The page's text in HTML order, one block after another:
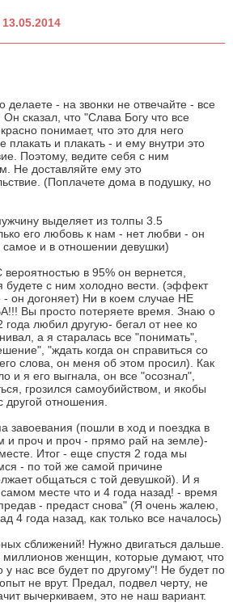
делаете - на звонки не отвечайте - все
сказал, что "Слава Богу что все
понимает, что это для него
плакать и плакать - и ему внутри это
Поэтому, ведите себя с ним
Не доставляйте ему это
(Поплачете дома в подушку, но
выделяет из толпы 3.5
его любовь к нам - нет любви - он
и в отношении девушки)
в 95% он вернется,
будете с ним холодно вести. (эффект
- он догоняет) Ни в коем случае НЕ
Вы просто потеряете время. Знаю о
любил другую- бегал от нее ко
а я старалась все "понимать",
"ждать когда он справиться со
слова, он меня об этом просил). Как
и я его выгнала, он все "осознал",
грозился самоубийством, и якобы
другой отношения.
завоевания (пошли в ход и поездка в
и проч и проч - прямо рай на земле)-
Итог - еще спустя 2 года мы
- по той же самой причине
общаться с той девушкой). И я
месте что и 4 года назад! - время
- предаст снова" (Я очень жалею,
4 года назад, как только все началось)
сближений! Нужно двигаться дальше.
миллионов женщин, которые думают, что
у нас все будет по другому"! Не будет по
не врут. Предал, подвел черту, не
вычеркиваем, это не наш вариант.